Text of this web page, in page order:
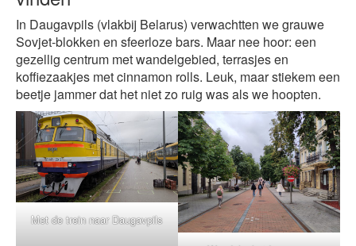
In Daugavpils (vlakbij Belarus) verwachtten we grauwe
Sovjet-blokken en sfeerloze bars. Maar nee hoor: een
gezellig centrum met wandelgebied, terrasjes en
koffiezaakjes met cinnamon rolls. Leuk, maar stiekem een
beetje jammer dat het niet zo ruig was als we hoopten.
Met de trein naar Daugavpils